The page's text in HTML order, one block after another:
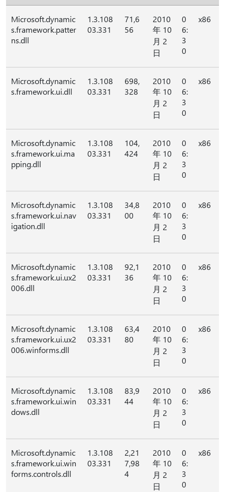
Microsoft.dynamic
s.framework.patter
ns.dll
1.3.108
03.331
71,6
56
2010
年 10
月 2
日
0
6:
3
0
x86
Microsoft.dynamic
s.framework.ui.dll
1.3.108
03.331
698,
328
2010
年 10
月 2
日
0
6:
3
0
x86
Microsoft.dynamic
s.framework.ui.ma
pping.dll
1.3.108
03.331
104,
424
2010
年 10
月 2
日
0
6:
3
0
x86
Microsoft.dynamic
s.framework.ui.nav
igation.dll
1.3.108
03.331
34,8
00
2010
年 10
月 2
日
0
6:
3
0
x86
Microsoft.dynamic
s.framework.ui.ux2
006.dll
1.3.108
03.331
92,1
36
2010
年 10
月 2
日
0
6:
3
0
x86
Microsoft.dynamic
s.framework.ui.ux2
006.winforms.dll
1.3.108
03.331
63,4
80
2010
年 10
月 2
日
0
6:
3
0
x86
Microsoft.dynamic
s.framework.ui.win
dows.dll
1.3.108
03.331
83,9
44
2010
年 10
月 2
日
0
6:
3
0
x86
Microsoft.dynamic
s.framework.ui.win
forms.controls.dll
1.3.108
03.331
2,21
7,98
4
2010
年 10
月 2
日
0
6:
3
0
x86